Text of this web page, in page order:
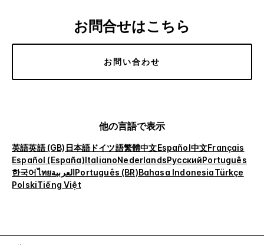
お問合せはこちら
お問い合わせ
他の言語で表示
英語英語 (GB) 日本語 ドイツ語繁體中文Español中文Français
Español (España)ItalianoNederlandsРусскийPortuguês
한국어ไทยالعربيةPortuguês (BR)Bahasa IndonesiaTürkçe
PolskiTiếng Việt